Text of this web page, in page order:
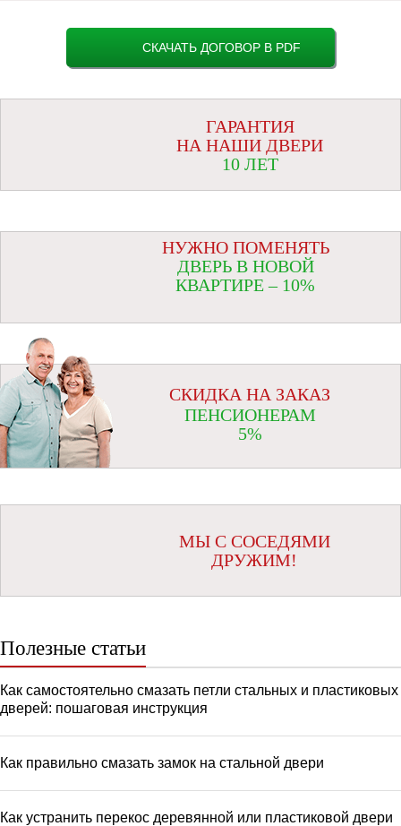
СКАЧАТЬ ДОГОВОР В PDF
ГАРАНТИЯ
НА НАШИ ДВЕРИ
10 ЛЕТ
НУЖНО ПОМЕНЯТЬ
ДВЕРЬ В НОВОЙ
КВАРТИРЕ – 10%
СКИДКА НА ЗАКАЗ
ПЕНСИОНЕРАМ
5%
МЫ С СОСЕДЯМИ
ДРУЖИМ!
Полезные статьи
Как самостоятельно смазать петли стальных и пластиковых
дверей: пошаговая инструкция
Как правильно смазать замок на стальной двери
Как устранить перекос деревянной или пластиковой двери